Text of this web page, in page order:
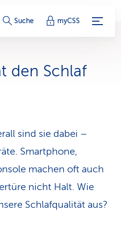
S
r
e
-
Suche myCSS
den Schlaf
sind sie dabei –
Smartphone,
machen oft auch
nicht Halt. Wie
Schlafqualität aus?